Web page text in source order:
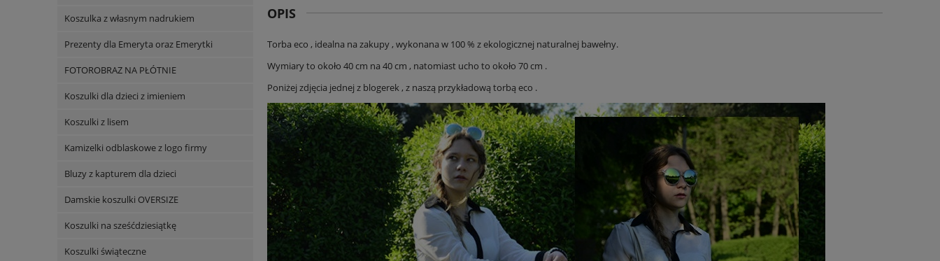
Koszulka z własnym nadrukiem
Prezenty dla Emeryta oraz Emerytki
FOTOROBRAZ NA PŁÓTNIE
Koszulki dla dzieci z imieniem
Koszulki z lisem
Kamizelki odblaskowe z logo firmy
Bluzy z kapturem dla dzieci
Damskie koszulki OVERSIZE
Koszulki na sześćdziesiątkę
Koszulki świąteczne
OPIS
Torba eco , idealna na zakupy , wykonana w 100 % z ekologicznej naturalnej bawełny.
Wymiary to około 40 cm na 40 cm , natomiast ucho to około 70 cm .
Poniżej zdjęcia jednej z blogerek , z naszą przykładową torbą eco .